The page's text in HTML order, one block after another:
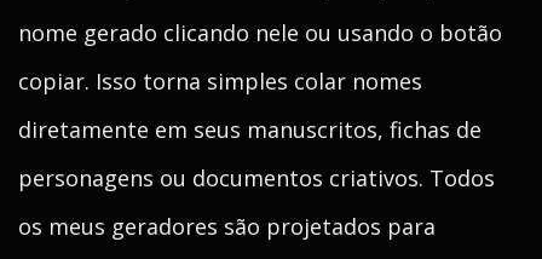
nome gerado clicando nele ou usando o botão
copiar. Isso torna simples colar nomes
diretamente em seus manuscritos, fichas de
personagens ou documentos criativos. Todos
os meus geradores são projetados para